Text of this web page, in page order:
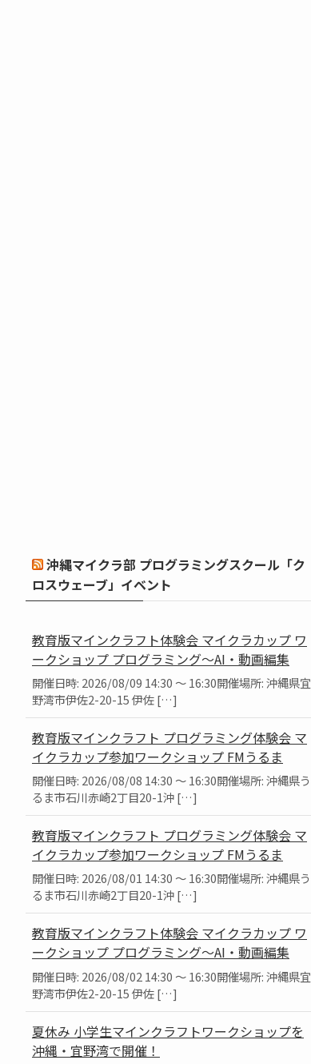
沖縄マイクラ部 プログラミングスクール「ク
ロスウェーブ」イベント
教育版マインクラフト体験会 マイクラカップ ワ
ークショップ プログラミング～AI・動画編集
開催日時: 2026/08/09 14:30 ～ 16:30開催場所: 沖縄県宜
野湾市伊佐2-20-15 伊佐 […]
教育版マインクラフト プログラミング体験会 マ
イクラカップ参加ワークショップ FMうるま
開催日時: 2026/08/08 14:30 ～ 16:30開催場所: 沖縄県う
るま市石川赤崎2丁目20-1沖 […]
教育版マインクラフト プログラミング体験会 マ
イクラカップ参加ワークショップ FMうるま
開催日時: 2026/08/01 14:30 ～ 16:30開催場所: 沖縄県う
るま市石川赤崎2丁目20-1沖 […]
教育版マインクラフト体験会 マイクラカップ ワ
ークショップ プログラミング～AI・動画編集
開催日時: 2026/08/02 14:30 ～ 16:30開催場所: 沖縄県宜
野湾市伊佐2-20-15 伊佐 […]
夏休み 小学生マインクラフトワークショップを
沖縄・宜野湾で開催！